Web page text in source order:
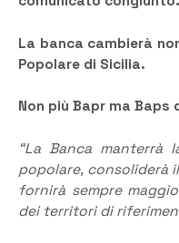
La banca cambierà
Popolare di Sicilia.
Non più Bapr ma Baps
“La Banca
popolare, consoliderà
fornirà sempre
dei territori di